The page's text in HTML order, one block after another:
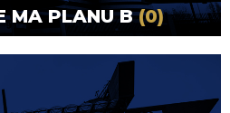
MA PLANU B(0)